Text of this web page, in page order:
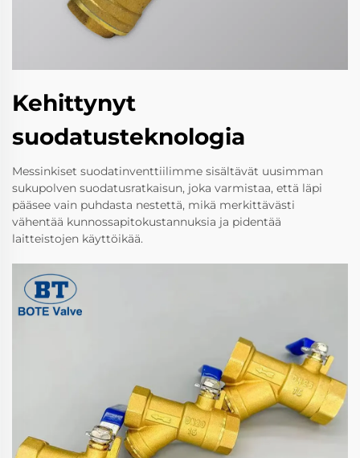
Kehittynyt
suodatusteknologia
Messinkiset suodatinventtiilimme sisältävät uusimman
sukupolven suodatusratkaisun, joka varmistaa, että läpi
pääsee vain puhdasta nestettä, mikä merkittävästi
vähentää kunnossapitokustannuksia ja pidentää
laitteistojen käyttöikää.